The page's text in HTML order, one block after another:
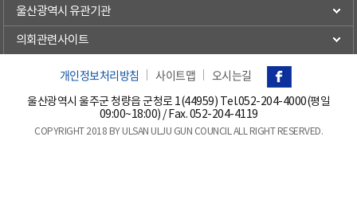
울산광역시 유관기관
의회관련사이트
개인정보처리방침 사이트맵 오시는길
울산광역시 울주군 청량읍 군청로 1(44959) Tel.052-204-4000(평일
09:00~18:00) / Fax. 052-204-4119
COPYRIGHT 2018 BY ULSAN ULJU GUN COUNCIL ALL RIGHT RESERVED.